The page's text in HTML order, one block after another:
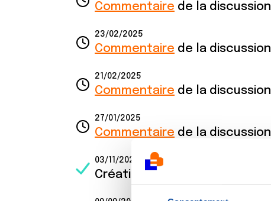
Commentaire de la discussion
23/02/2025
Commentaire de la discussion
21/02/2025
Commentaire de la discussion
27/01/2025
Commentaire de la discussion
03/11/2024
Création de la discussion